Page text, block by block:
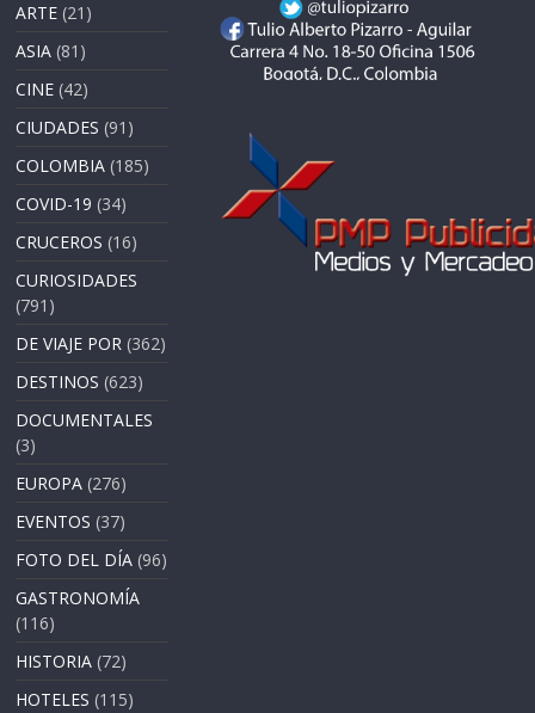
ARTE (21)
ASIA (81)
CINE (42)
CIUDADES (91)
COLOMBIA (185)
COVID-19 (34)
CRUCEROS (16)
CURIOSIDADES
(791)
DE VIAJE POR (362)
DESTINOS (623)
DOCUMENTALES
(3)
EUROPA (276)
EVENTOS (37)
FOTO DEL DÍA (96)
GASTRONOMÍA
(116)
HISTORIA (72)
HOTELES (115)